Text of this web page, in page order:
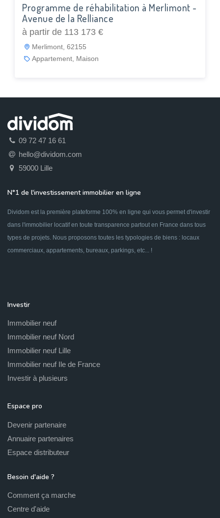
Programme de réhabilitation à Merlimont -
Avenue de la Relliance
à partir de 113 173 €
Merlimont, 62155
Appartement, Maison
09 72 47 16 61
hello@dividom.com
59000 Lille
N°1 de l'investissement immobilier en ligne
Dividom est la première plateforme 100% en ligne qui vous permet d'investir
dans l'immobilier locatif en toute transparence partout en France dans tous
types de projets. Nous proposons toutes les typologies de biens : locaux
commerciaux, appartements, bureaux, parkings, etc... !
Investir
Immobilier neuf
Immobilier neuf Nord
Immobilier neuf Lille
Immobilier neuf Ile de France
Investir à plusieurs
Espace pro
Devenir partenaire
Annuaire partenaires
Espace distributeur
Besoin d'aide ?
Comment ça marche
Centre d'aide